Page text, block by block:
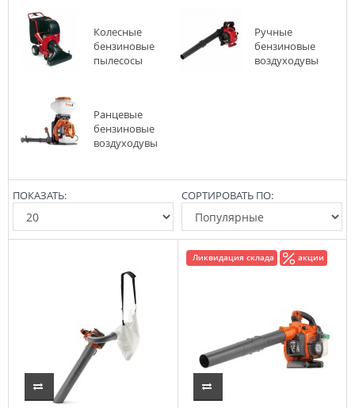
Колесные
бензиновые
пылесосы
Ручные
бензиновые
воздуходувы
Ранцевые
бензиновые
воздуходувы
СОРТИРОВАТЬ ПО:
ПОКАЗАТЬ:
Ликвидация склада акции